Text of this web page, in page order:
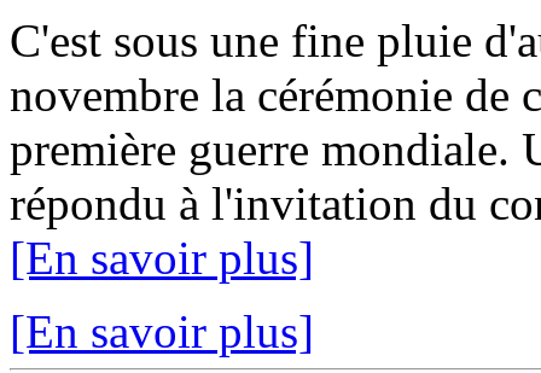
C'est sous une fine pluie
novembre la cérémonie de
première guerre mondiale.
répondu à l'invitation du
[En savoir plus]
[En savoir plus]